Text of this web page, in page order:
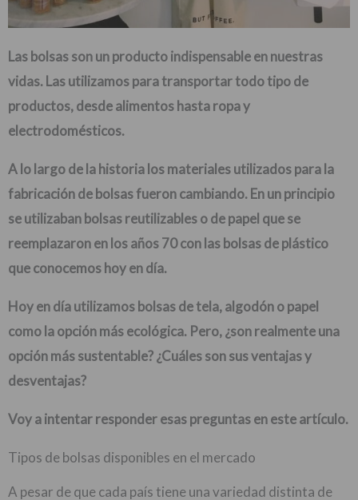
Las bolsas son un producto indispensable en nuestras
vidas. Las utilizamos para transportar todo tipo de
productos, desde alimentos hasta ropa y
electrodomésticos.
A lo largo de la historia los materiales utilizados para la
fabricación de bolsas fueron cambiando. En un principio
se utilizaban bolsas reutilizables o de papel que se
reemplazaron en los años 70 con las bolsas de plástico
que conocemos hoy en día.
Hoy en día utilizamos bolsas de tela, algodón o papel
como la opción más ecológica. Pero, ¿son realmente una
opción más sustentable? ¿Cuáles son sus ventajas y
desventajas?
Voy a intentar responder esas preguntas en este artículo.
Tipos de bolsas disponibles en el mercado
A pesar de que cada país tiene una variedad distinta de